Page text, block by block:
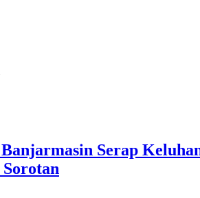
Serap